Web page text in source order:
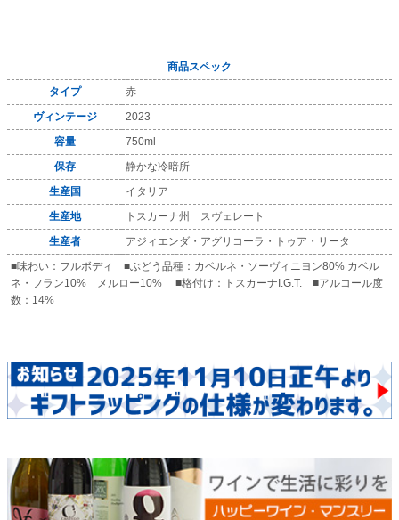
商品スペック
タイプ
赤
ヴィンテージ
2023
容量
750ml
保存
静かな冷暗所
生産国
イタリア
生産地
トスカーナ州 スヴェレート
生産者
アジィエンダ・アグリコーラ・トゥア・リータ
■味わい：フルボディ ■ぶどう品種：カベルネ・ソーヴィニヨン80% カベル
ネ・フラン10% メルロー10% ■格付け：トスカーナI.G.T. ■アルコール度
数：14%